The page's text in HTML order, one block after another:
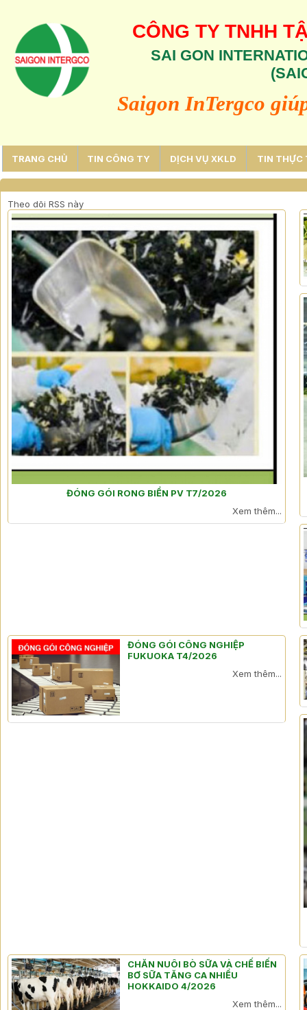
CÔNG TY TNHH
SAI GON
Saigon InTergco
TRANG CHỦ TIN CÔNG TY DỊCH VỤ XKLD TIN THỰC
Theo dõi RSS này
ĐÓNG GÓI RONG BIỂN PV T7/2026
Xem thêm...
ĐÓNG GÓI CÔNG NGHIỆP
FUKUOKA T4/2026
Xem thêm...
CHĂN NUÔI BÒ SỮA VÀ CHẾ BIẾN
BƠ SỮA TĂNG CA NHIỀU
HOKKAIDO 4/2026
Xem thêm...